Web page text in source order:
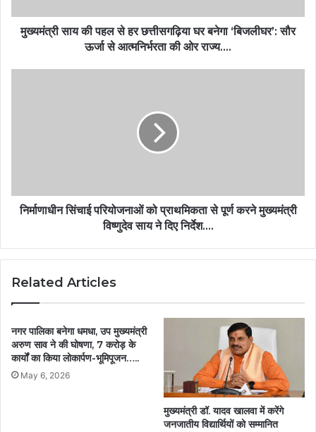
मुख्यमंत्री साय की पहल से हर छत्तीसगढ़िया घर बनेगा ‘बिजलीघर’: सौर
ऊर्जा से आत्मनिर्भरता की ओर राज्य….
निर्माणाधीन सिंचाई परियोजनाओं को प्राथमिकता से पूर्ण करने मुख्यमंत्री
विष्णुदेव साय ने दिए निर्देश….
Related Articles
नगर पालिका बनेगा धमधा, उप मुख्यमंत्री
अरुण साव ने की घोषणा, 7 करोड़ के
कार्यों का किया लोकार्पण-भूमिपूजन…..
May 6, 2026
मुख्यमंत्री डॉ. यादव खालवा में करेंगे
जनजातीय विद्यार्थियों को सम्मानित